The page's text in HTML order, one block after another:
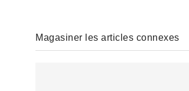
Magasiner les articles connexes